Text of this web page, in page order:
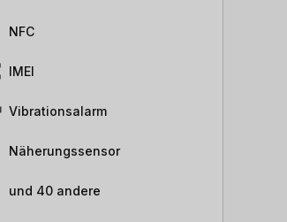
NFC
IMEI
Vibrationsalarm
Näherungssensor
und 40 andere